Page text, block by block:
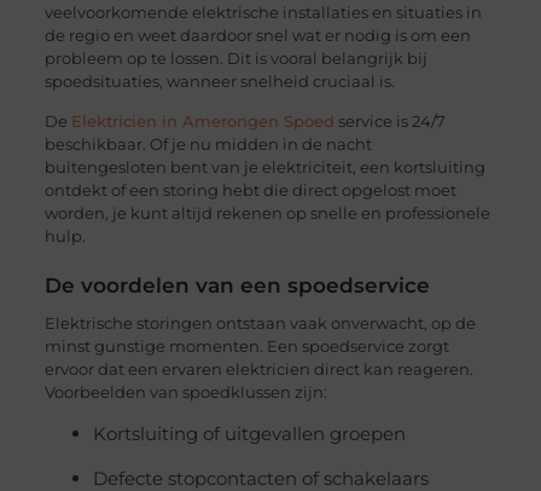
veelvoorkomende elektrische installaties en situaties in
de regio en weet daardoor snel wat er nodig is om een
probleem op te lossen. Dit is vooral belangrijk bij
spoedsituaties, wanneer snelheid cruciaal is.
De Elektricien in Amerongen Spoed service is 24/7
beschikbaar. Of je nu midden in de nacht
buitengesloten bent van je elektriciteit, een kortsluiting
ontdekt of een storing hebt die direct opgelost moet
worden, je kunt altijd rekenen op snelle en professionele
hulp.
De voordelen van een spoedservice
Elektrische storingen ontstaan vaak onverwacht, op de
minst gunstige momenten. Een spoedservice zorgt
ervoor dat een ervaren elektricien direct kan reageren.
Voorbeelden van spoedklussen zijn:
Kortsluiting of uitgevallen groepen
Defecte stopcontacten of schakelaars